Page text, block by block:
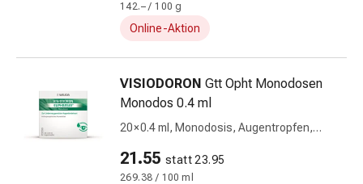
Schlauchverbände
Verbandsmaterialien
Verbrennungen
Verbands-
Sets
Wundauflagen
Wundsalben
142.– / 100 g
Online-Aktion
VISIODORON Gtt Opht Monodosen
Monodos 0.4 ml
20 × 0.4 ml, Monodosis, Augentropfen,
21.55 statt 23.95
269.38 / 100 ml